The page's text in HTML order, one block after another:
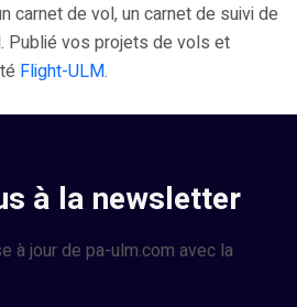
carnet de vol, un carnet de suivi de
Publié vos projets de vols et
Flight-ULM.
à la newsletter
à jour de pa-ulm.com avec la